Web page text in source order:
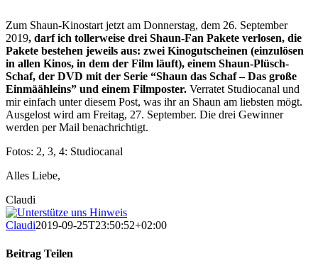
Zum Shaun-Kinostart jetzt am Donnerstag, dem 26. September
2019, darf ich tollerweise drei Shaun-Fan Pakete verlosen, die
Pakete bestehen jeweils aus: zwei Kinogutscheinen (einzulösen
in allen Kinos, in dem der Film läuft), einem Shaun-Plüsch-
Schaf, der DVD mit der Serie “Shaun das Schaf – Das große
Einmäähleins” und einem Filmposter. Verratet Studiocanal und
mir einfach unter diesem Post, was ihr an Shaun am liebsten mögt.
Ausgelost wird am Freitag, 27. September. Die drei Gewinner
werden per Mail benachrichtigt.
Fotos: 2, 3, 4: Studiocanal
Alles Liebe,
Claudi
Claudi2019-09-25T23:50:52+02:00
Beitrag Teilen